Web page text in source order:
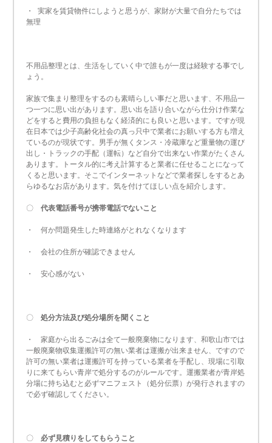
・ 実家を賃貸物件にしようと思うが、家財が大量で自分たちでは
無理
不用品整理とは、生活をしていく中で誰もが一度は経験する事でし
ょう。
家族で集まり整理をするのも素晴らしい事だと思います、不用品一
つ一つに思い出があります。思い出を語り合いながら仕分け作業な
どをすると費用の負担もなく経済的にも良いと思います。ですが現
在日本では少子高齢化社会の真っ只中で業者にお願いする方も増え
ているのが現状です。男手が無くタンス・冷蔵庫など重量物の運び
出し・トラックの手配（運転）など自分で出来ない作業がたくさん
あります。トータル的に考え計算すると業者に任せることになって
くると思います。そこでインターネットなどで業者探しをするとあ
らゆるなお店があります。気を付けてほしい点を紹介します。
〇代表電話番号が携帯電話でないこと
・ 何か問題発生した時連絡がとれなくなります
・ 会社の住所が確認できません
・ 安心感がない
〇処分方法及び処分場所を聞くこと
・ 家庭から出るごみは全て一般廃棄物になります、和歌山市では
一般廃棄物収集運搬許可の無い業者は運搬が出来ません、ですので
許可の無い業者は運搬許可を持っている業者を手配し、現場に引取
りに来てもらい青岸で処分するのがルールです。運搬業者が青岸処
分場に持ち込むと必ずマニフェスト（処分伝票）が発行されますの
で必ず確認してください。
〇 必ず見積りをしてもらうこと